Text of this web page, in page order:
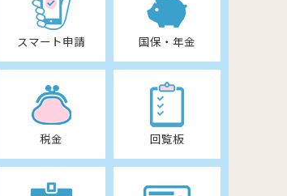
スマート申請 国保・年金
税金 回覧板